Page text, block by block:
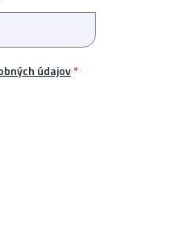
údajov*